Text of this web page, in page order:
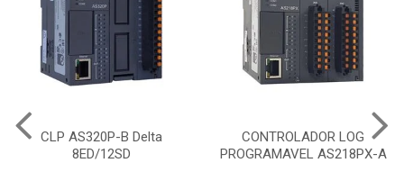
CLP AS320P-B Delta
8ED/12SD
CONTROLADOR LOG
PROGRAMAVEL AS218PX-A